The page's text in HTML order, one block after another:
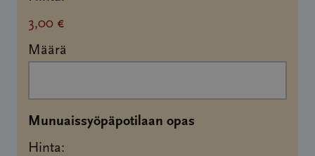
3,00 €
Määrä
Munuaissyöpäpotilaan opas
Hinta: